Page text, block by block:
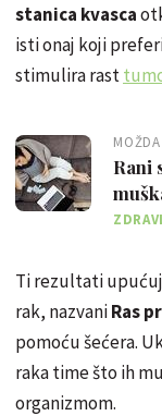
stanica kvasca
isti onaj koji
stimulira rast
Rani
Ti rezultati
rak, nazvaniRas
pomoću šećera.
raka time što ih
organizmom.